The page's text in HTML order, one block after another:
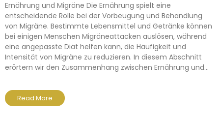
Ernährung und Migräne Die Ernährung spielt eine
entscheidende Rolle bei der Vorbeugung und Behandlung
von Migräne. Bestimmte Lebensmittel und Getränke können
bei einigen Menschen Migräneattacken auslösen, während
eine angepasste Diät helfen kann, die Häufigkeit und
Intensität von Migräne zu reduzieren. In diesem Abschnitt
erörtern wir den Zusammenhang zwischen Ernährung und...
Read More